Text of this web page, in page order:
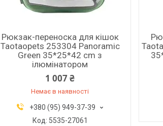
Рюкзак-переноска для кішок
Taotaopets 253304 Panoramic
Green 35*25*42 cm з
ілюмінатором
1 007 ₴
Немає в наявності
+380 (95) 949-37-39
5535-27061